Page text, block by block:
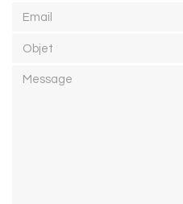
Objet
Message